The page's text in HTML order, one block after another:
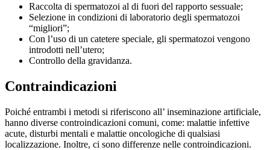
Raccolta di spermatozoi al di fuori del rapporto sessuale;
Selezione in condizioni di laboratorio degli spermatozoi
“migliori”;
Con l’uso di un catetere speciale, gli spermatozoi vengono
introdotti nell’utero;
Controllo della gravidanza.
Contraindicazioni
Poiché entrambi i metodi si riferiscono all’ inseminazione artificiale,
hanno diverse controindicazioni comuni, come: malattie infettive
acute, disturbi mentali e malattie oncologiche di qualsiasi
localizzazione. Inoltre, ci sono differenze nelle controindicazioni.